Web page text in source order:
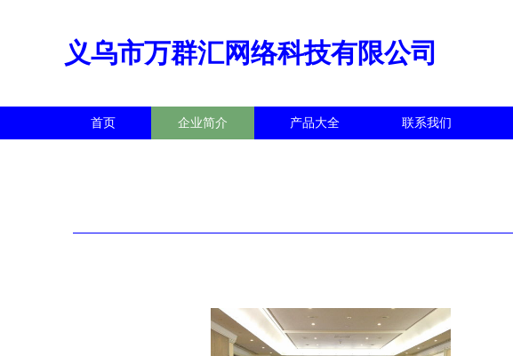
义乌市万群汇网络科技有限公司
首页 企业简介 产品大全 联系我们